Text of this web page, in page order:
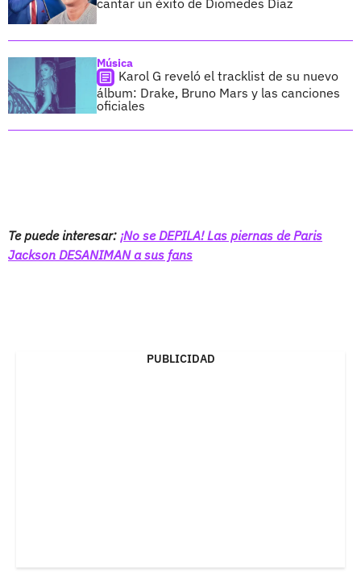
Música
Karol G reveló el tracklist de su nuevo
álbum: Drake, Bruno Mars y las canciones
oficiales
Te puede interesar: ¡No se DEPILA! Las piernas de Paris
Jackson DESANIMAN a sus fans
PUBLICIDAD